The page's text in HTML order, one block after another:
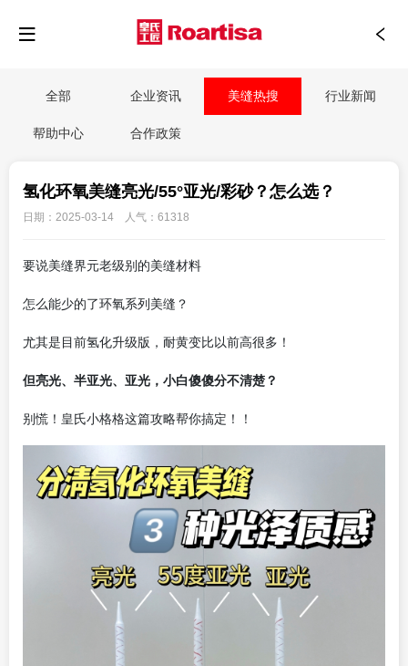
全部 企业资讯 美缝热搜 行业新闻
帮助中心 合作政策
氢化环氧美缝亮光/55°亚光/彩砂？怎么选？
日期：2025-03-14 人气：61318
要说美缝界元老级别的美缝材料
怎么能少的了环氧系列美缝？
尤其是目前氢化升级版，耐黄变比以前高很多！
但亮光、半亚光、亚光，小白傻傻分不清楚？
别慌！皇氏小格格这篇攻略帮你搞定！！